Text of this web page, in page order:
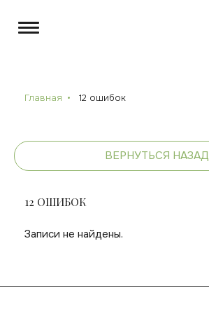
Главная 12 ошибок
ВЕРНУТЬСЯ НАЗАД
12 ОШИБОК
Записи не найдены.